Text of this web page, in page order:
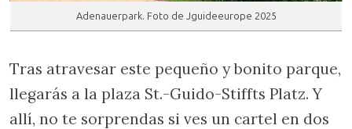
Adenauerpark. Foto de Jguideeurope 2025
Tras atravesar este pequeño y bonito parque,
llegarás a la plaza St.-Guido-Stiffts Platz. Y
allí, no te sorprendas si ves un cartel en dos